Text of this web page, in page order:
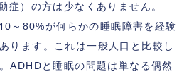
症）の方は少なくありません。
～80%が何らかの睡眠障害を経験
ります。これは一般人口と比較し
ADHDと睡眠の問題は単なる偶然